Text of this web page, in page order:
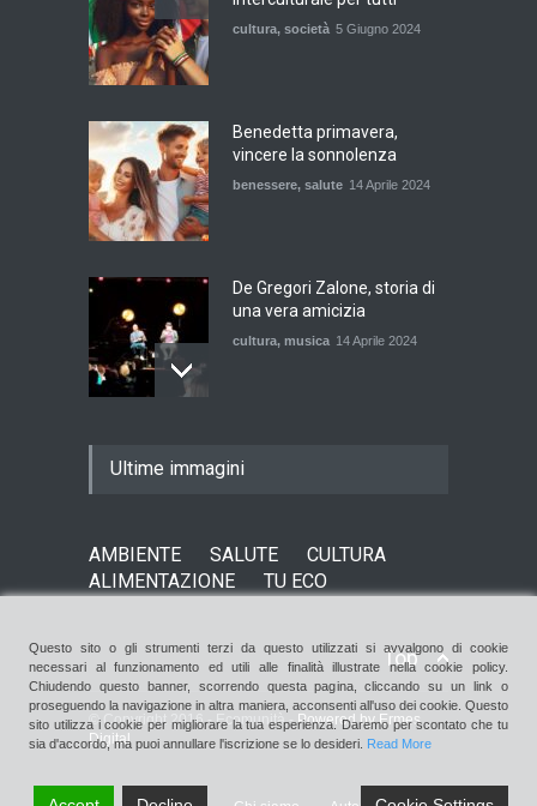
cultura, società 5 Giugno 2024
Benedetta primavera,
vincere la sonnolenza
benessere, salute 14 Aprile 2024
De Gregori Zalone, storia di
una vera amicizia
cultura, musica 14 Aprile 2024
cultura
Un eroe multifunzione nella
alimentazione,cucina
8 Giugno 2024
Ultime immagini
AMBIENTE SALUTE
CULTURA
ALIMENTAZIONE
TU ECO
Top
© Copyright 2016 - Ecomunità -Powered by Ermes
Digital
Questo sito o gli strumenti terzi da questo utilizzati si avvalgono di cookie
necessari al funzionamento ed utili alle finalità illustrate nella cookie policy.
Chiudendo questo banner, scorrendo questa pagina, cliccando su un link o
proseguendo la navigazione in altra maniera, acconsenti all'uso dei cookie. Questo
sito utilizza i cookie per migliorare la tua esperienza. Daremo per scontato che tu
sia d'accordo, ma puoi annullare l'iscrizione se lo desideri. Read More